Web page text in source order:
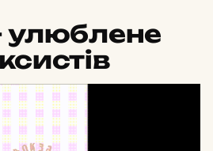
улюблене